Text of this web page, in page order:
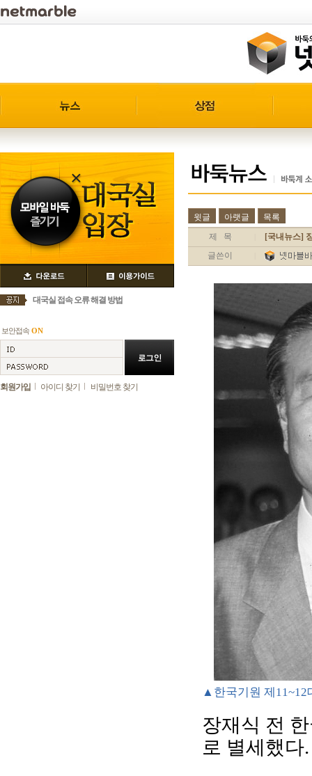
대국실 접속 오류 해결 방법
보안접속 ON
회원가입 아이디 찾기 비밀번호 찾기
윗글 아랫글
목록
제 목
[국내뉴스]
글쓴이
▲한국기원 제11~12
장재식 전
로 별세했다.